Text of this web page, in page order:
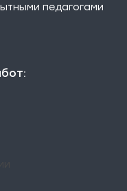
педагогами